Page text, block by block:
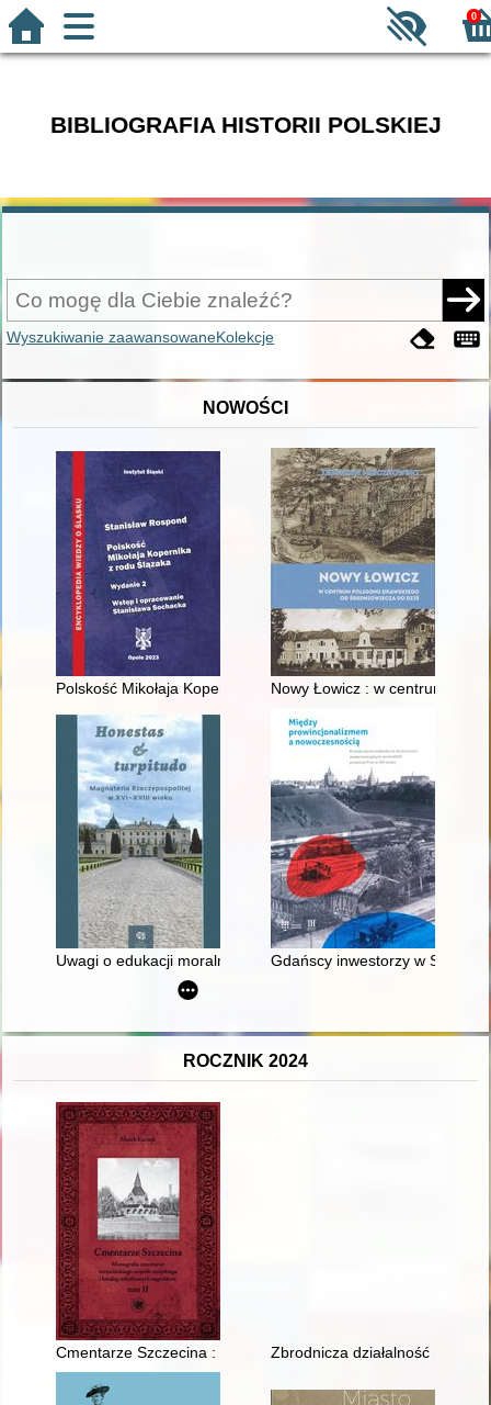
0
BIBLIOGRAFIA HISTORII POLSKIEJ
Wyszukiwanie zaawansowaneKolekcje
NOWOŚCI
Polskość Mikołaja Kopernika z rodu ŚlązakaNowy Łowicz : w centrum
Uwagi o edukacji moralnej synów szlacheckich w XVI-
Gdańscy inwestorzy w
ROCZNIK 2024
Cmentarze Szczecina : monografia cmentarzy
Zbrodnicza działalność